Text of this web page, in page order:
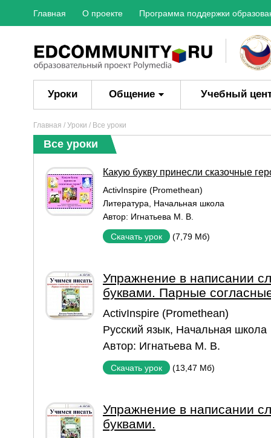
Главная О проекте Программа поддержки
Уроки Общение Учебный
Главная / Уроки / Все уроки
Все уроки
Какую букву принесли сказочные
ActivInspire (Promethean)
Литература
Начальная школа
Автор: Игнатьева М. В.
Скачать урок (7,79 Мб)
Упражнение в написании
буквами. Парные
ActivInspire (Promethean)
Русский язык, Начальная школа
Автор: Игнатьева М. В.
Скачать урок (13,47 Мб)
Упражнение в написании
буквами.